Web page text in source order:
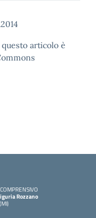
articolo è
Rozzano